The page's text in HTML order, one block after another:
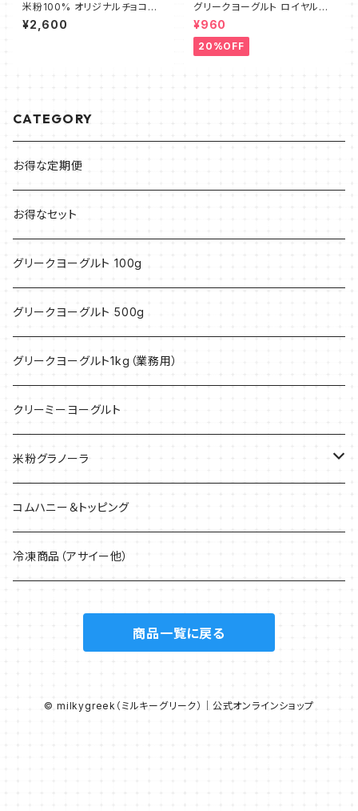
米粉100% オリジナルチョコチ
ャンククッキー 5枚
¥2,600
グリークヨーグルト ロイヤルミ
ルクティ 100g
¥960
20%OFF
CATEGORY
お得な定期便
お得なセット
グリークヨーグルト 100g
グリークヨーグルト 500g
グリークヨーグルト1kg（業務用）
クリーミーヨーグルト
米粉グラノーラ
40g
200g
コムハニー＆トッピング
冷凍商品（アサイー他）
商品一覧に戻る
© milkygreek（ミルキーグリーク）｜公式オンラインショップ